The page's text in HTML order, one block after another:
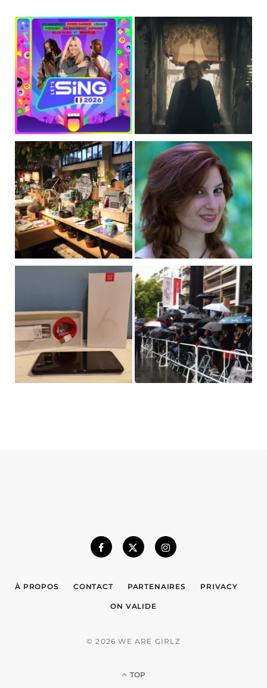
À PROPOS CONTACT PARTENAIRES PRIVACY
ON VALIDE
© 2026 WE ARE GIRLZ
TOP